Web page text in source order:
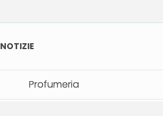
NOTIZIE
Profumeria
Profumeria